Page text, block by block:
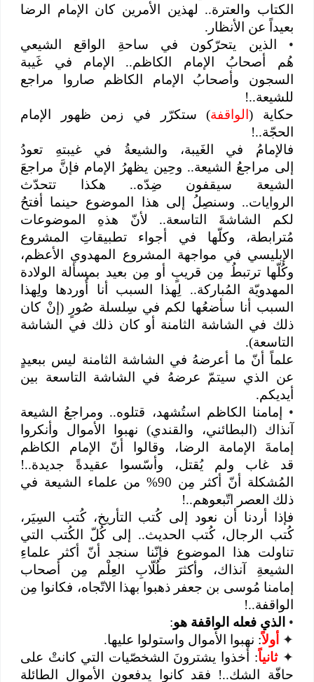
الكتاب والعترة.. لهذين الأمرين كان الإمام الرضا
بعيداً عن الأنظار.
•
الذين يتحرّكون في ساحةِ الواقع الشيعي
هُم أصحابُ الإمام الكاظم.. الإمام في غَيبة
السجون وأصحابُ الإمام الكاظم صاروا مراجع
للشيعة..!
حكاية ( الواقفة) ستكرّر في زمن ظهور الإمام
الحجّة..!
فالإمامُ في الغَيبة، والشيعةُ في غيبتهِ تعودُ
إلى مراجعُ الشيعة.. وحِين يظهرُ الإمام فإنَّ مراجعَ
الشيعة سيقفون ضِدّه.. هكذا تتحدّث
الروايات.. وسنصِلُ إلى هذا الموضوع حينما أفتحُ
لكم الشاشةَ التاسعة.. لأنّ هذهِ الموضوعات
مُترابطة، وكلّها في أجواء تطبيقاتِ المشروع
الإبليسي في مواجهة المشروع المهدوي الأعظم،
وكُلّها ترتبطُ مِن قريبٍ أو مِن بعيد بمسألة الولادة
المهدويّة المُباركة.. لِهذا السبب أنا أُوردها ولِهذا
السبب أنا سأضعُها لكم في سِلسلة صُورٍ (إنْ كان
ذلك في الشاشة الثامنة أو كان ذلك في الشاشة
التاسعة).
علماً أنّ ما أعرضهُ في الشاشة الثامنة ليس ببعيدٍ
عن الذي سيتمّ عرضهُ في الشاشة التاسعة بين
أيديكم.
•
إمامنا الكاظم استُشهد، قتلوه.. ومراجعُ الشيعة
آنذاك (البطائني، والقندي) نهبوا الأموال وأنكروا
إمامةَ الإمامة الرضا، وقالوا أنّ الإمام الكاظم
قد غاب ولم يُقتل، وأسّسوا عقيدةً جديدة..!
المُشكلة أنّ أكثر مِن 90% من علماء الشيعة في
ذلك العصر اتّبعوهم..!
فإذا أردنا أن نعود إلى كُتب التأريخ، كُتب السِيَر،
كُتب الرجال، كُتب الحديث.. إلى كُلّ الكُتب التي
تناولت هذا الموضوع فإنّنا سنجد أنّ أكثر علماءِ
الشيعةِ آنذاك، وأكثرَ طُلّابِ العِلْم مِن أصحاب
إمامنا مُوسى بن جعفر ذهبوا بهذا الاتّجاه، فكانوا مِن
الواقفة..!
•الذي فعله الواقفة هو:
✦ أولاً: نهبوا الأموال واستولوا عليها.
✦
ثانياً: أخذوا يشترونَ الشخصّيات التي كانتْ على
حافّة الشك..! فقد كانوا يدفعون الأموال الطائلة